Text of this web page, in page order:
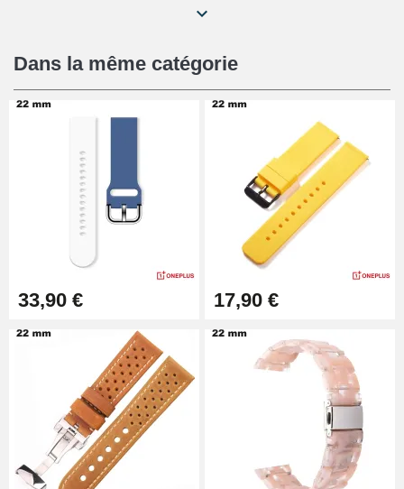
Kit Réparation Montre Débutant
16,90 €
Pied à Coulisse Numérique
Pince à Poinçonner (pince trou)
Pince Trou pour Bracelet de
10,90 €
Kit Horlogerie Débutant
26,90 €
Boîte Pompe Bracelet Montre -
Dans la même catégorie
33,90 € 17,90 €